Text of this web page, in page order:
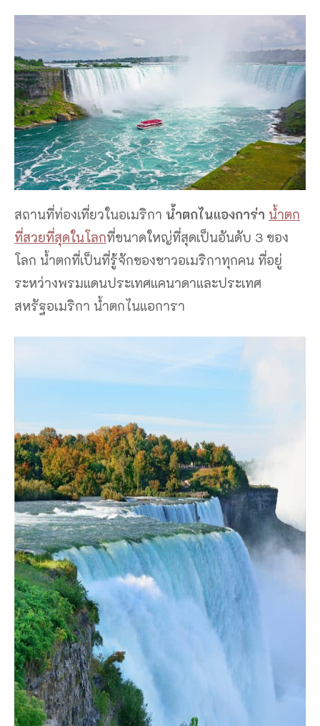
สถานที่ท่องเที่ยวในอเมริกา น้ำตกไนแองการ่า น้ำตก
ที่สวยที่สุดในโลกที่ขนาดใหญ่ที่สุดเป็นอันดับ 3 ของ
โลก น้ำตกที่เป็นที่รู้จักของชาวอเมริกาทุกคน ที่อยู่
ระหว่างพรมแดนประเทศแคนาดาและประเทศ
สหรัฐอเมริกา น้ำตกไนแอการา